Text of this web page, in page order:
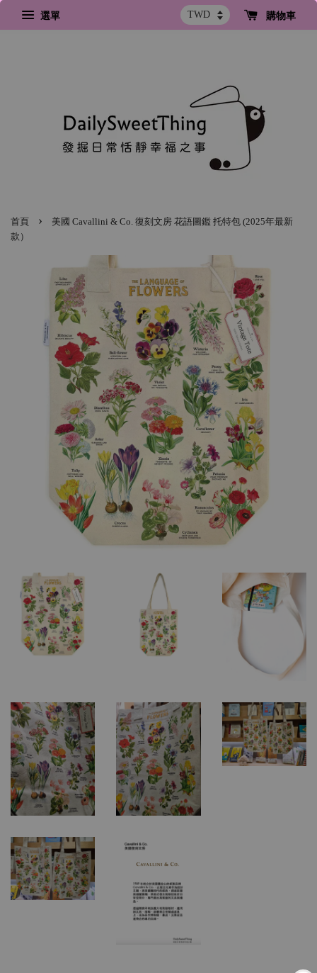
選單 購物車
首頁 ›
美國 Cavallini & Co. 復刻文房 花語圖鑑 托特包 (2025年最新
款）